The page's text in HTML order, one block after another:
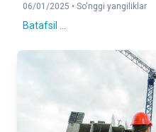
06/01/2025 • So'nggi yangiliklar
Batafsil ...